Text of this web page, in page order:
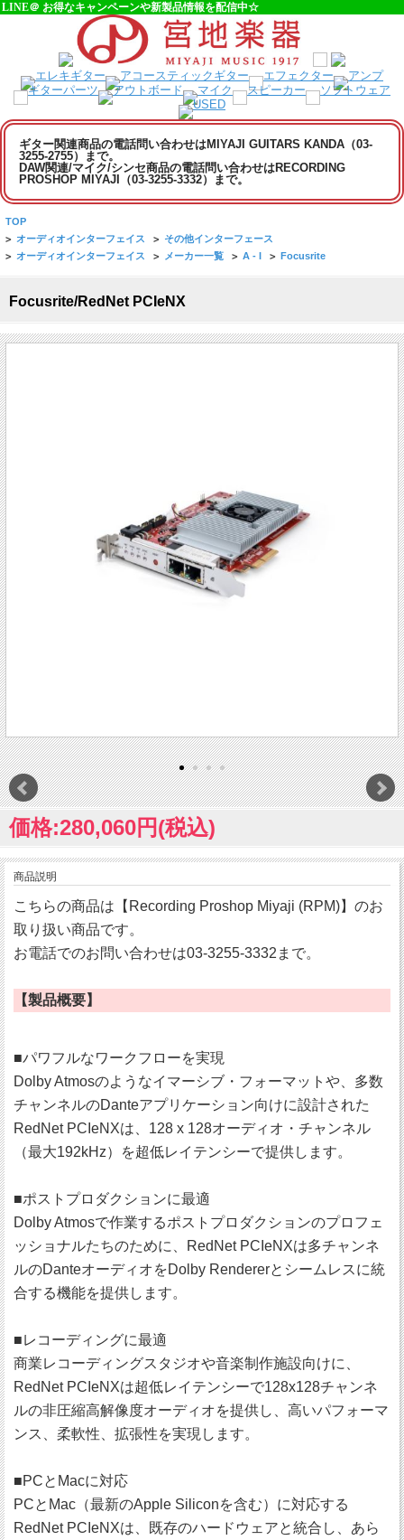
LINE＠ お得なキャンペーンや新製品情報を配信中☆
ギター関連商品の電話問い合わせはMIYAJI GUITARS KANDA（03-
3255-2755）まで。
DAW関連/マイク/シンセ商品の電話問い合わせはRECORDING
PROSHOP MIYAJI（03-3255-3332）まで。
TOP
> オーディオインターフェイス > その他インターフェース
> オーディオインターフェイス > メーカー一覧 > A - I > Focusrite
Focusrite/RedNet PCIeNX
価格:280,060円(税込)
商品説明
こちらの商品は【Recording Proshop Miyaji (RPM)】のお
取り扱い商品です。
お電話でのお問い合わせは03-3255-3332まで。
【製品概要】
■パワフルなワークフローを実現
Dolby Atmosのようなイマーシブ・フォーマットや、多数
チャンネルのDanteアプリケーション向けに設計された
RedNet PCIeNXは、128 x 128オーディオ・チャンネル
（最大192kHz）を超低レイテンシーで提供します。
■ポストプロダクションに最適
Dolby Atmosで作業するポストプロダクションのプロフェ
ッショナルたちのために、RedNet PCIeNXは多チャンネ
ルのDanteオーディオをDolby Rendererとシームレスに統
合する機能を提供します。
■レコーディングに最適
商業レコーディングスタジオや音楽制作施設向けに、
RedNet PCIeNXは超低レイテンシーで128x128チャンネ
ルの非圧縮高解像度オーディオを提供し、高いパフォーマ
ンス、柔軟性、拡張性を実現します。
■PCとMacに対応
PCとMac（最新のApple Siliconを含む）に対応する
RedNet PCIeNXは、既存のハードウェアと統合し、あら